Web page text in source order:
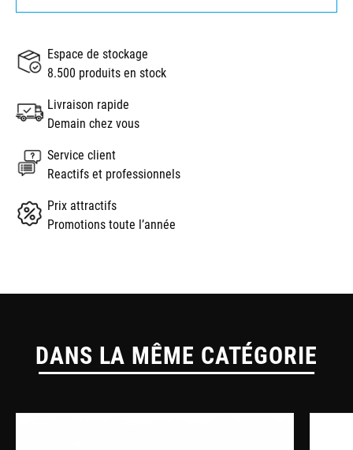
Espace de stockage
8.500 produits en stock
Livraison rapide
Demain chez vous
Service client
Reactifs et professionnels
Prix attractifs
Promotions toute l’année
DANS LA MÊME CATÉGORIE